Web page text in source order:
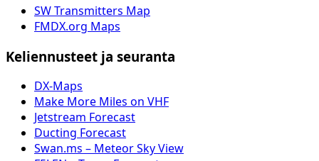
SW Transmitters Map
FMDX.org Maps
Keliennusteet ja seuranta
DX-Maps
Make More Miles on VHF
Jetstream Forecast
Ducting Forecast
Swan.ms – Meteor Sky View